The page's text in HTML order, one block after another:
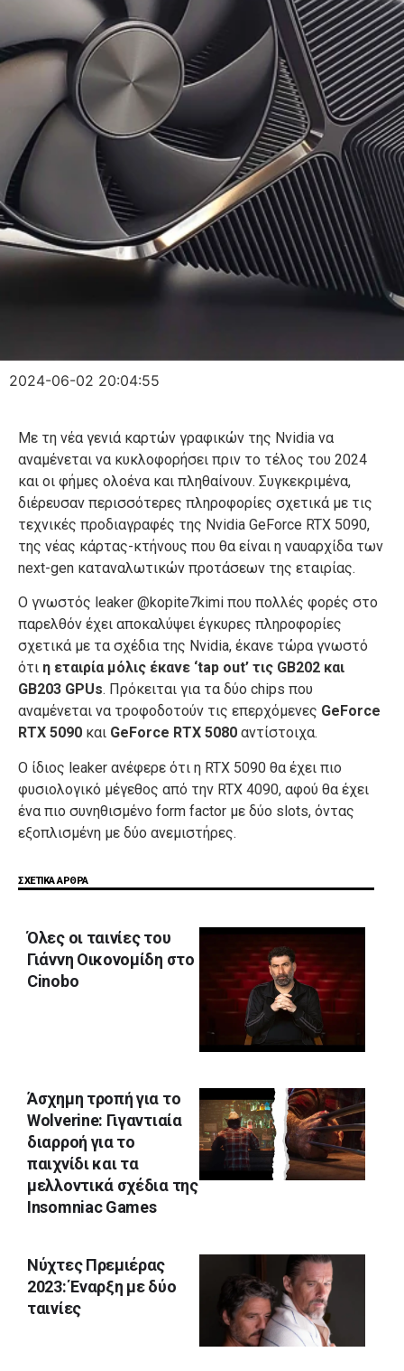
2024-06-02 20:04:55
Με τη νέα γενιά καρτών γραφικών της Nvidia να
αναμένεται να κυκλοφορήσει πριν το τέλος του 2024
και οι φήμες ολοένα και πληθαίνουν. Συγκεκριμένα,
διέρευσαν περισσότερες πληροφορίες σχετικά με τις
τεχνικές προδιαγραφές της Nvidia GeForce RTX 5090,
της νέας κάρτας-κτήνους που θα είναι η ναυαρχίδα των
next-gen καταναλωτικών προτάσεων της εταιρίας.
Ο γνωστός leaker @kopite7kimi που πολλές φορές στο
παρελθόν έχει αποκαλύψει έγκυρες πληροφορίες
σχετικά με τα σχέδια της Nvidia, έκανε τώρα γνωστό
ότι η εταιρία μόλις έκανε ‘tap out’ τις GB202 και
GB203 GPUs. Πρόκειται για τα δύο chips που
αναμένεται να τροφοδοτούν τις επερχόμενες GeForce
RTX 5090 και GeForce RTX 5080 αντίστοιχα.
Ο ίδιος leaker ανέφερε ότι η RTX 5090 θα έχει πιο
φυσιολογικό μέγεθος από την RTX 4090, αφού θα έχει
ένα πιο συνηθισμένο form factor με δύο slots, όντας
εξοπλισμένη με δύο ανεμιστήρες.
ΣΧΕΤΙΚΑ ΑΡΘΡΑ
Όλες οι ταινίες του
Γιάννη Οικονομίδη στο
Cinobo
Άσχημη τροπή για το
Wolverine: Γιγαντιαία
διαρροή για το
παιχνίδι και τα
μελλοντικά σχέδια της
Insomniac Games
Nύχτες Πρεμιέρας
2023: Έναρξη με δύο
ταινίες